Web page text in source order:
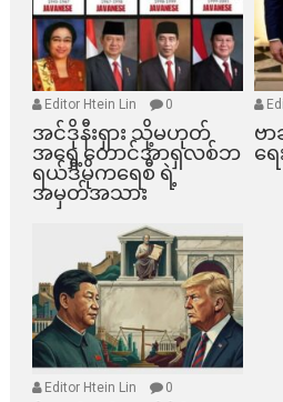
Editor Htein Lin 0
အင်ဒိုနီးရှား သို့မဟုတ်
အရှေ့တောင်အာရှလစ်ဘ
ရယ်ဒီမိုကရေစီ ရဲ့
အမှတ်အသား
ဗ
ရ
Editor Htein Lin 0